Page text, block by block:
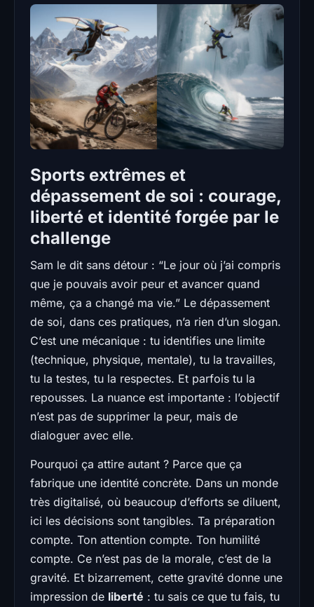
Sports extrêmes et
dépassement de soi : courage,
liberté et identité forgée par le
challenge
Sam le dit sans détour : “Le jour où j’ai compris
que je pouvais avoir peur et avancer quand
même, ça a changé ma vie.” Le dépassement
de soi, dans ces pratiques, n’a rien d’un slogan.
C’est une mécanique : tu identifies une limite
(technique, physique, mentale), tu la travailles,
tu la testes, tu la respectes. Et parfois tu la
repousses. La nuance est importante : l’objectif
n’est pas de supprimer la peur, mais de
dialoguer avec elle.
Pourquoi ça attire autant ? Parce que ça
fabrique une identité concrète. Dans un monde
très digitalisé, où beaucoup d’efforts se diluent,
ici les décisions sont tangibles. Ta préparation
compte. Ton attention compte. Ton humilité
compte. Ce n’est pas de la morale, c’est de la
gravité. Et bizarrement, cette gravité donne une
impression de liberté : tu sais ce que tu fais, tu